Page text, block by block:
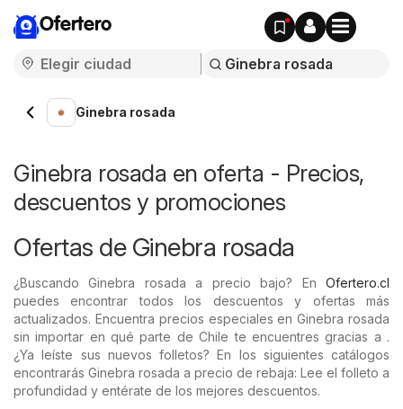
Ofertero
Ginebra rosada
Ginebra rosada en oferta - Precios,
descuentos y promociones
Ofertas de Ginebra rosada
¿Buscando Ginebra rosada a precio bajo? En Ofertero.cl
puedes encontrar todos los descuentos y ofertas más
actualizados. Encuentra precios especiales en Ginebra rosada
sin importar en qué parte de Chile te encuentres gracias a .
¿Ya leíste sus nuevos folletos? En los siguientes catálogos
encontrarás Ginebra rosada a precio de rebaja: Lee el folleto a
profundidad y entérate de los mejores descuentos.